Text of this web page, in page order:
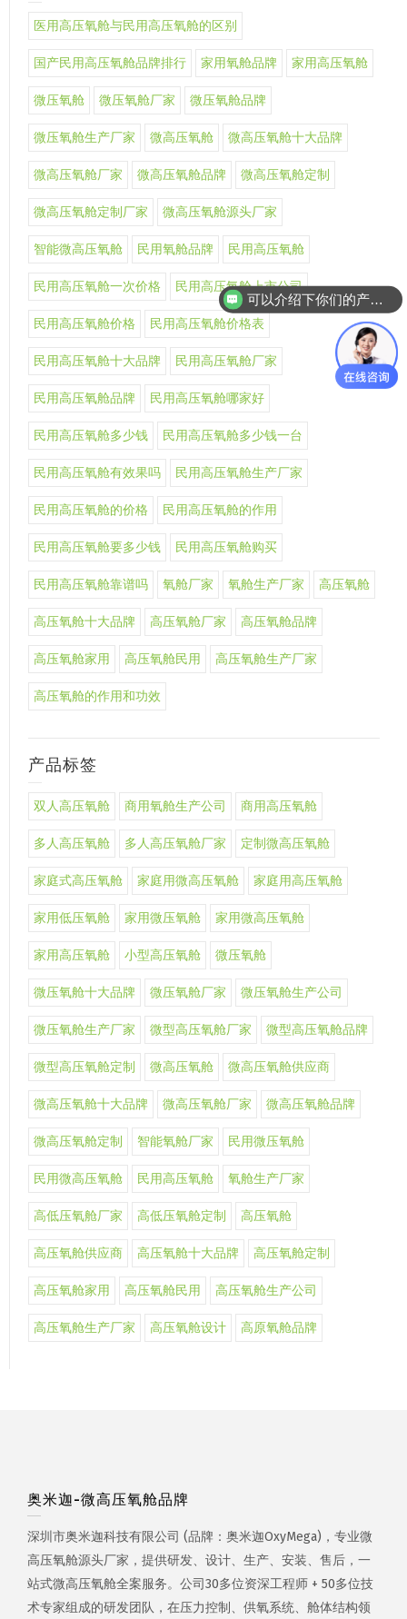
医用高压氧舱与民用高压氧舱的区别
国产民用高压氧舱品牌排行 家用氧舱品牌 家用高压氧舱
微压氧舱 微压氧舱厂家 微压氧舱品牌
微压氧舱生产厂家 微高压氧舱 微高压氧舱十大品牌
微高压氧舱厂家 微高压氧舱品牌 微高压氧舱定制
微高压氧舱定制厂家 微高压氧舱源头厂家
智能微高压氧舱 民用氧舱品牌 民用高压氧舱
民用高压氧舱一次价格 民用高压氧舱上市公司
民用高压氧舱价格 民用高压氧舱价格表
民用高压氧舱十大品牌 民用高压氧舱厂家
民用高压氧舱品牌 民用高压氧舱哪家好
民用高压氧舱多少钱 民用高压氧舱多少钱一台
民用高压氧舱有效果吗 民用高压氧舱生产厂家
民用高压氧舱的价格 民用高压氧舱的作用
民用高压氧舱要多少钱 民用高压氧舱购买
民用高压氧舱靠谱吗 氧舱厂家 氧舱生产厂家 高压氧舱
高压氧舱十大品牌 高压氧舱厂家 高压氧舱品牌
高压氧舱家用 高压氧舱民用 高压氧舱生产厂家
高压氧舱的作用和功效
产品标签
双人高压氧舱 商用氧舱生产公司 商用高压氧舱
多人高压氧舱 多人高压氧舱厂家 定制微高压氧舱
家庭式高压氧舱 家庭用微高压氧舱 家庭用高压氧舱
家用低压氧舱 家用微压氧舱 家用微高压氧舱
家用高压氧舱 小型高压氧舱 微压氧舱
微压氧舱十大品牌 微压氧舱厂家 微压氧舱生产公司
微压氧舱生产厂家 微型高压氧舱厂家 微型高压氧舱品牌
微型高压氧舱定制 微高压氧舱 微高压氧舱供应商
微高压氧舱十大品牌 微高压氧舱厂家 微高压氧舱品牌
微高压氧舱定制 智能氧舱厂家 民用微压氧舱
民用微高压氧舱 民用高压氧舱 氧舱生产厂家
高低压氧舱厂家 高低压氧舱定制 高压氧舱
高压氧舱供应商 高压氧舱十大品牌 高压氧舱定制
高压氧舱家用 高压氧舱民用 高压氧舱生产公司
高压氧舱生产厂家 高压氧舱设计 高原氧舱品牌
奥米迦-微高压氧舱品牌
深圳市奥米迦科技有限公司 (品牌：奥米迦OxyMega)，专业微
高压氧舱源头厂家，提供研发、设计、生产、安装、售后，一
站式微高压氧舱全案服务。公司30多位资深工程师 + 50多位技
术专家组成的研发团队，在压力控制、供氧系统、舱体结构领
可以介绍下你们的产品么